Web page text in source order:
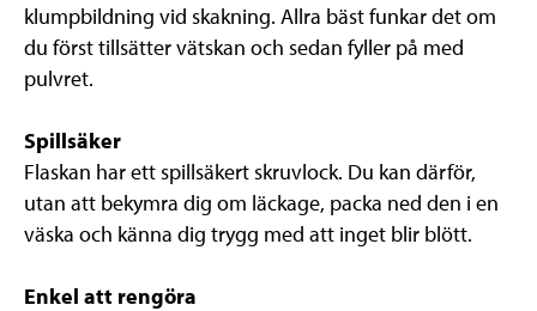
klumpbildning vid skakning. Allra bäst funkar det om
du först tillsätter vätskan och sedan fyller på med
pulvret.
Spillsäker
Flaskan har ett spillsäkert skruvlock. Du kan därför,
utan att bekymra dig om läckage, packa ned den i en
väska och känna dig trygg med att inget blir blött.
Enkel att rengöra